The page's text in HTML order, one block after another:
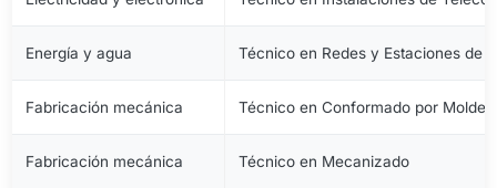
Energía y agua Técnico en Redes y Estaciones de
Fabricación mecánica Técnico en Conformado por
Fabricación mecánica Técnico en Mecanizado